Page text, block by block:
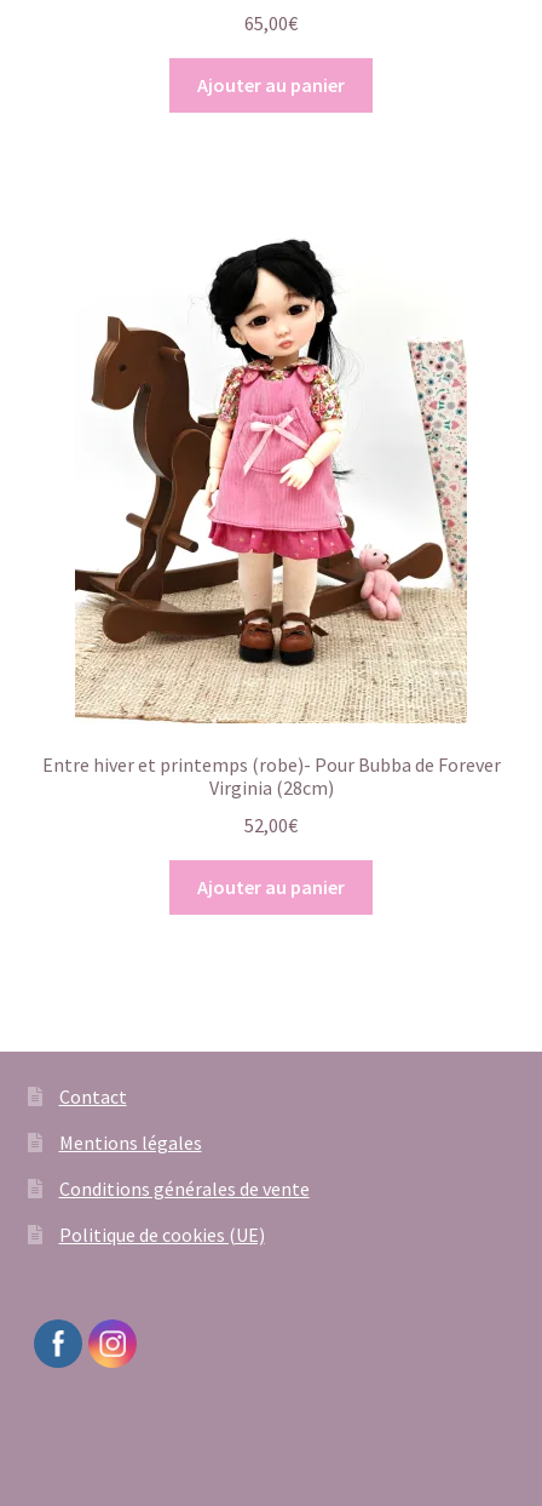
65,00€
Ajouter au panier
Entre hiver et printemps (robe)- Pour Bubba de Forever
Virginia (28cm)
52,00€
Ajouter au panier
Contact
Mentions légales
Conditions générales de vente
Politique de cookies (UE)